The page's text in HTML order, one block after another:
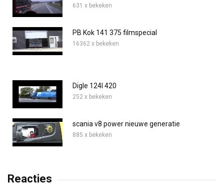
631 x bekeken
PB Kok 141 375 filmspecial
16362 x bekeken
Digle 124l 420
252 x bekeken
scania v8 power nieuwe generatie
885 x bekeken
Reacties